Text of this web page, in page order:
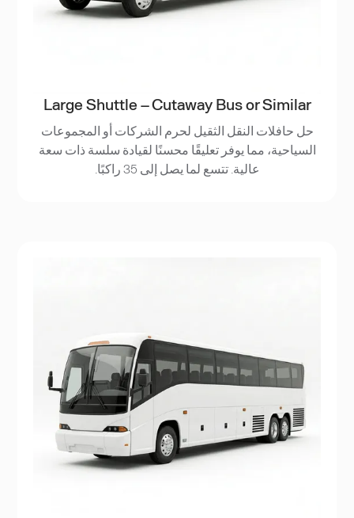
Large Shuttle – Cutaway Bus or Similar
حل حافلات النقل الثقيل لحرم الشركات أو المجموعات
السياحية، مما يوفر تعليقًا محسنًا لقيادة سلسة ذات سعة
عالية. تتسع لما يصل إلى 35 راكبًا.